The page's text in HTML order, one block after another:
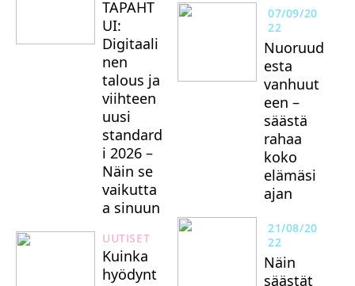
TAPAHT
UI:
Digitaali
nen
talous ja
viihteen
uusi
standard
i 2026 –
Näin se
vaikutta
a sinuun
UUTISET
Kuinka
hyödynt
07/09/20
22
Nuoruud
esta
vanhuut
een –
säästä
rahaa
koko
elämäsi
ajan
21/08/20
22
Näin
säästät